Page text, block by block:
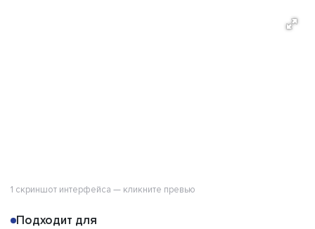
1 скриншот интерфейса — кликните превью
Подходит для